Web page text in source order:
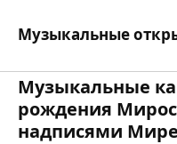
Музыкальные
Музыкальные
рождения
надписями